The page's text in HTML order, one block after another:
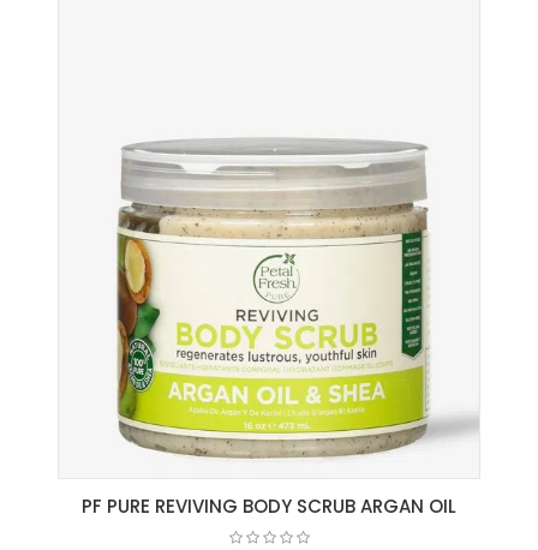
PF PURE REVIVING BODY SCRUB ARGAN OIL